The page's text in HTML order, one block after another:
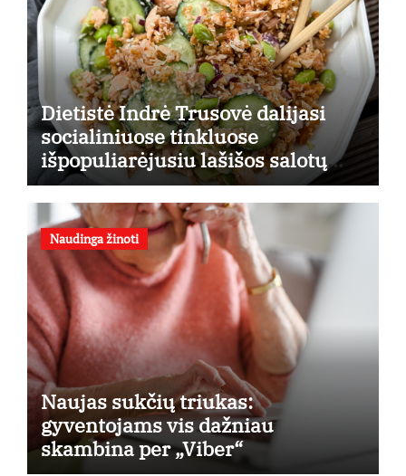
Dietistė Indrė Trusovė dalijasi
socialiniuose tinkluose
išpopuliarėjusiu lašišos salotų
receptu
Naudinga žinoti
Naujas sukčių triukas:
gyventojams vis dažniau
skambina per „Viber“